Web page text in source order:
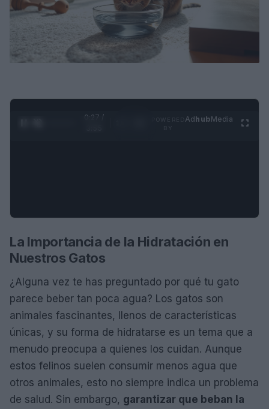
0:28 /
AdhubMedia
La Importancia de la Hidratación en
Nuestros Gatos
¿Alguna vez te has preguntado por qué tu gato
parece beber tan poca agua? Los gatos son
animales fascinantes, llenos de características
únicas, y su forma de hidratarse es un tema que a
menudo preocupa a quienes los cuidan. Aunque
estos felinos suelen consumir menos agua que
otros animales, esto no siempre indica un problema
de salud. Sin embargo, garantizar que beban la